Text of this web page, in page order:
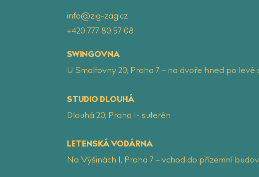
info@zig-zag.cz
‭+420 777 80 57 08
SWINGOVNA
U Smaltovny 20, Praha 7 – na dvoře hned po levé
STUDIO DLOUHÁ
Dlouhá 20, Praha 1- suterén
LETENSKÁ VODÁRNA
Na Výšinách 1, Praha 7 – vchod do přízemní